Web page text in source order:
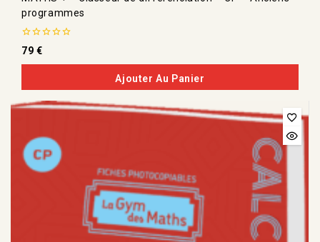
programmes
0
de
5
79 €
Ajouter Au Panier